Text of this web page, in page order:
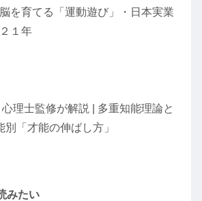
を育てる「運動遊び」・日本実業
２１年
理士監修が解説 | 多重知能理論と
別「才能の伸ばし方」
みたい